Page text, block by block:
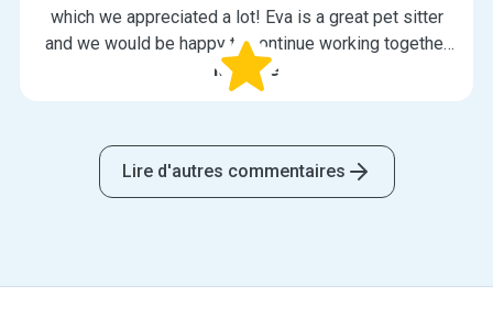
which we appreciated a lot! Eva is a great pet sitter
and we would be happy to continue working together
in the future.
Melanie
Lire d'autres commentaires